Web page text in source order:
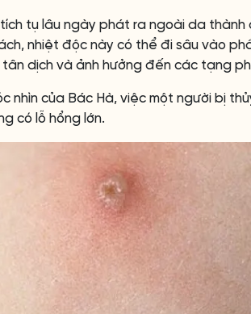
tụ lâu ngày phát ra ngoài da thành
nhiệt độc này có thể đi sâu vào
dịch và ảnh hưởng đến các tạng
nhìn của Bác Hà, việc một người bị
có lỗ hổng lớn.